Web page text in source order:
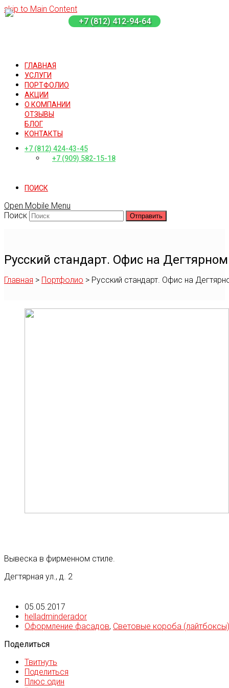
+7 (812) 412-94-64
skip to Main Content
ГЛАВНАЯ
УСЛУГИ
ПОРТФОЛИО
АКЦИИ
О КОМПАНИИ
ОТЗЫВЫ
БЛОГ
КОНТАКТЫ
+7 (812) 424-43-45
+7 (909) 582-15-18
ПОИСК
Open Mobile Menu
Поиск
Отправить
Русский стандарт. Офис на
Главная > Портфолио > Русский стандарт. Офис на
Вывеска в фирменном стиле.
Дегтярная ул., д. 2
05.05.2017
helladminderador
Оформление фасадов, Световые короба (лайтбоксы)
Поделиться
Твитнуть
Поделиться
Плюс один